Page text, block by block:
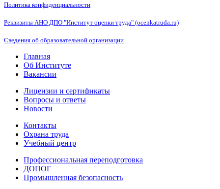
Политика конфиденциальности
Реквизиты АНО ДПО "Институт оценки труда" (ocenkatruda.ru)
Сведения об образовательной организации
Главная
Об Институте
Вакансии
Лицензии и сертификаты
Вопросы и ответы
Новости
Контакты
Охрана труда
Учебный центр
Профессиональная переподготовка
ДОПОГ
Промышленная безопасность